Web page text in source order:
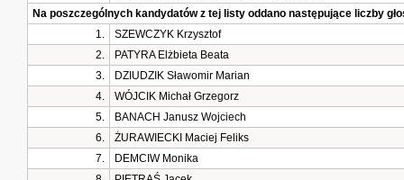
Na poszczególnych kandydatów z tej listy oddano następujące liczby
1.
SZEWCZYK Krzysztof
2.
PATYRA Elżbieta Beata
3.
DZIUDZIK Sławomir Marian
4.
WÓJCIK Michał Grzegorz
5.
BANACH Janusz Wojciech
6.
ŻURAWIECKI Maciej Feliks
7.
DEMCIW Monika